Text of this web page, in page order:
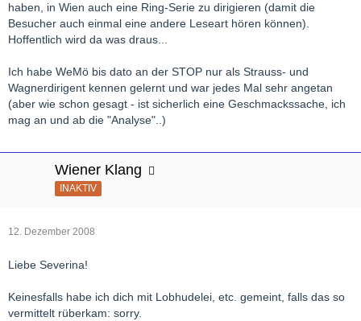
haben, in Wien auch eine Ring-Serie zu dirigieren (damit die
Besucher auch einmal eine andere Leseart hören können).
Hoffentlich wird da was draus...
Ich habe WeMö bis dato an der STOP nur als Strauss- und
Wagnerdirigent kennen gelernt und war jedes Mal sehr angetan
(aber wie schon gesagt - ist sicherlich eine Geschmackssache, ich
mag an und ab die "Analyse"..)
Wiener Klang
INAKTIV
12. Dezember 2008
Liebe Severina!
Keinesfalls habe ich dich mit Lobhudelei, etc. gemeint, falls das so
vermittelt rüberkam: sorry.